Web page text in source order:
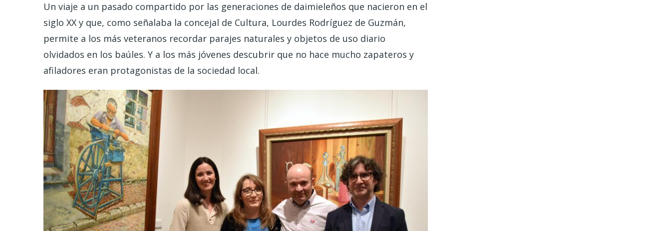
Un viaje a un pasado compartido por las generaciones de daimieleños que nacieron en el
siglo XX y que, como señalaba la concejal de Cultura, Lourdes Rodríguez de Guzmán,
permite a los más veteranos recordar parajes naturales y objetos de uso diario
olvidados en los baúles. Y a los más jóvenes descubrir que no hace mucho zapateros y
afiladores eran protagonistas de la sociedad local.